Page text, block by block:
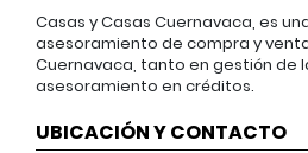
Casas y Casas Cuernavaca, es
asesoramiento de compra y
Cuernavaca, tanto en gestión de
asesoramiento en créditos.
UBICACIÓN Y CONTACTO